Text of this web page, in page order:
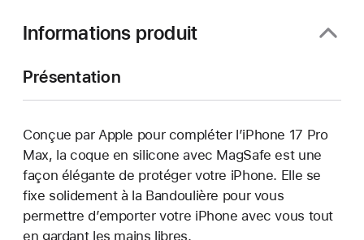
Informations produit
Présentation
Conçue par Apple pour compléter l’iPhone 17 Pro
Max, la coque en silicone avec MagSafe est une
façon élégante de protéger votre iPhone. Elle se
fixe solidement à la Bandoulière pour vous
permettre d’emporter votre iPhone avec vous tout
en gardant les mains libres.